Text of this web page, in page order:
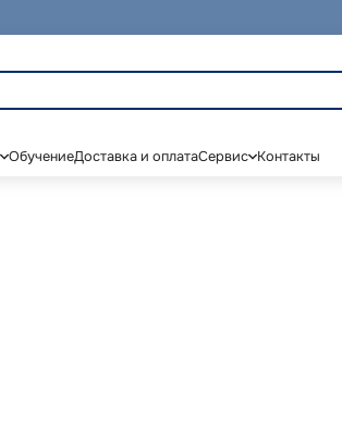
ОбучениеДоставка и оплатаСервис Контакты